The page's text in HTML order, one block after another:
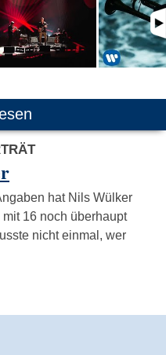
hat Nils Wülker
16 noch überhaupt
nicht einmal, wer